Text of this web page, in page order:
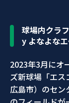
球場内クラ
y よなよなエ
2023年3月にオ
ズ新球場「エ
広島市）のセン